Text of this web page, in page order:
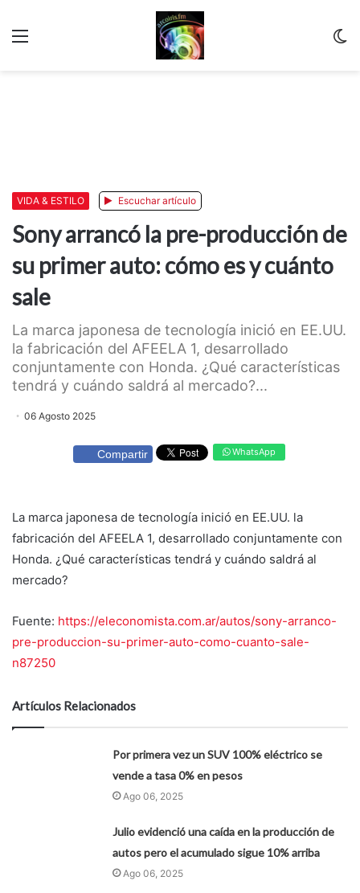
VIDA & ESTILO Escuchar artículo
Sony arrancó la pre-producción de
su primer auto: cómo es y cuánto
sale
La marca japonesa de tecnología inició en EE.UU.
la fabricación del AFEELA 1, desarrollado
conjuntamente con Honda. ¿Qué características
tendrá y cuándo saldrá al mercado?...
06 Agosto 2025
Compartir WhatsApp
La marca japonesa de tecnología inició en EE.UU. la
fabricación del AFEELA 1, desarrollado conjuntamente con
Honda. ¿Qué características tendrá y cuándo saldrá al
mercado?
Fuente: https://eleconomista.com.ar/autos/sony-arranco-
pre-produccion-su-primer-auto-como-cuanto-sale-
n87250
Artículos Relacionados
Por primera vez un SUV 100% eléctrico se
vende a tasa 0% en pesos
Ago 06, 2025
Julio evidenció una caída en la producción de
autos pero el acumulado sigue 10% arriba
Ago 06, 2025